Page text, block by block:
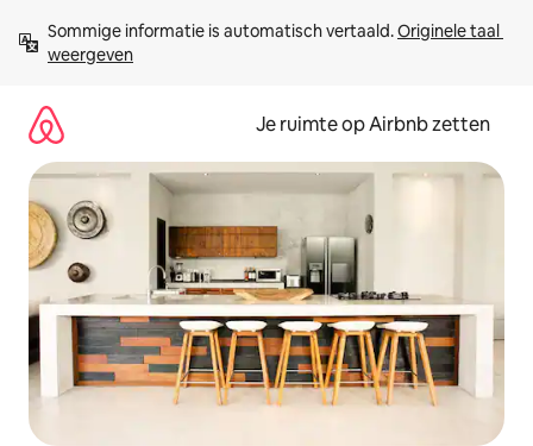
direct
naar
Sommige informatie is automatisch vertaald. Originele taal
weergeven
Je ruimte op Airbnb zetten